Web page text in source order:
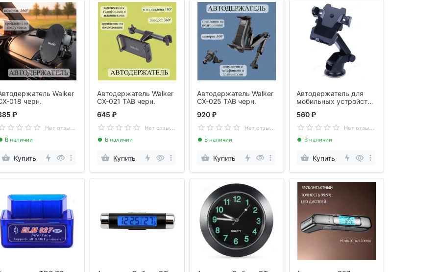
Walker
018 черн.
₽
Н
ет отзывов
В наличии
Купить
Автодержатель Walker
CX-021 TAB черн.
645 ₽
Н
ет отзывов
В наличии
Купить
Автодержатель Walker
CX-025 TAB черн.
920 ₽
Н
ет отзывов
В наличии
Купить
Автодержатель для
мобильных устройств
560 ₽
Н
ет отзывов
В наличии
Купить